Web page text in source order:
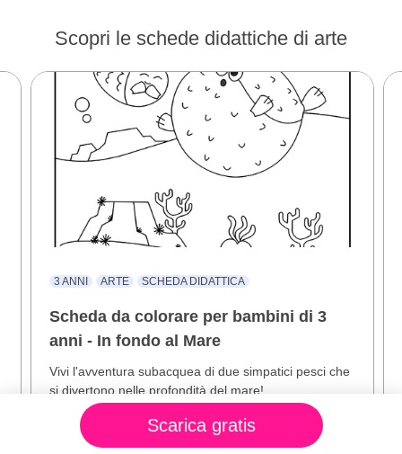
Scopri le schede didattiche di arte
3 ANNI ARTE SCHEDA DIDATTICA
Scheda da colorare per bambini di 3
anni - In fondo al Mare
Vivi l'avventura subacquea di due simpatici pesci che
si divertono nelle profondità del mare!
Scarica gratis